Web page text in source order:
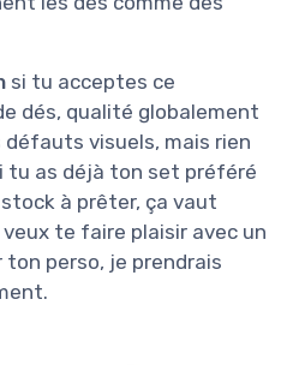
si tu acceptes ce
dés, qualité globalement
visuels, mais rien
tu as déjà ton set préféré
à prêter, ça vaut
te faire plaisir avec un
perso, je prendrais